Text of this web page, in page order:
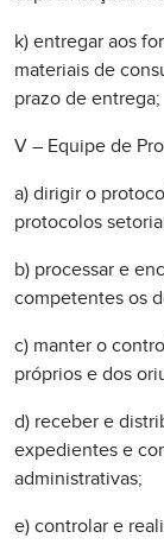
k) entregar aos
materiais de
prazo de entrega;
V – Equipe de
a) dirigir o
protocolos
b) processar e
competentes os
c) manter o
próprios e dos
d) receber e
expedientes e
administrativas;
e) controlar e